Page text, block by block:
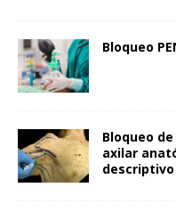
Bloqueo
Bloqueo
axilar